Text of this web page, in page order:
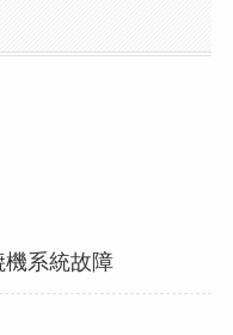
機系統故障